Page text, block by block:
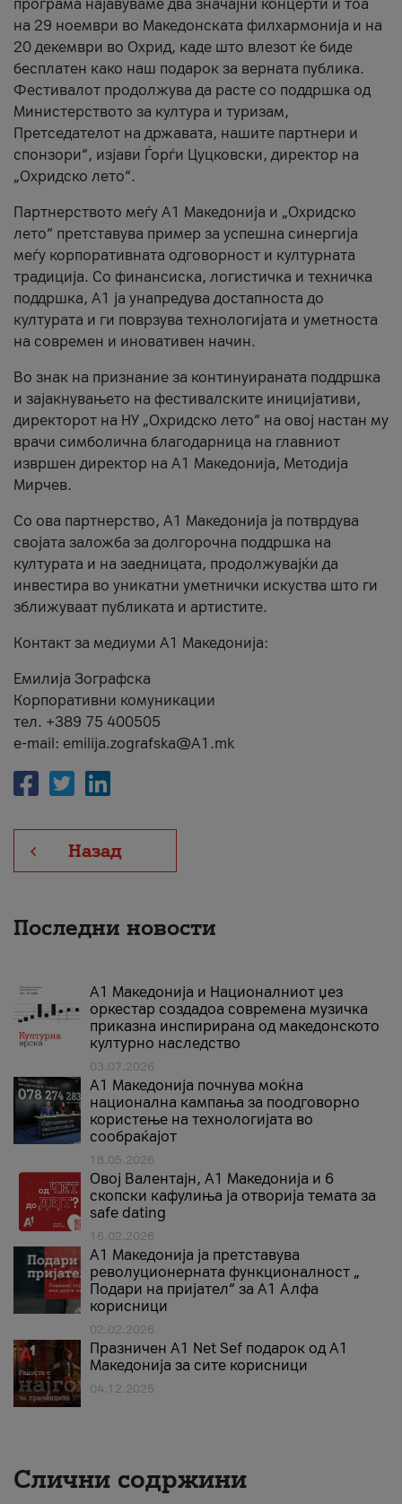
програма најавуваме два значајни концерти и тоа
на 29 ноември во Македонската филхармонија и на
20 декември во Охрид, каде што влезот ќе биде
бесплатен како наш подарок за верната публика.
Фестивалот продолжува да расте со поддршка од
Министерството за култура и туризам,
Претседателот на државата, нашите партнери и
спонзори“, изјави Ѓорѓи Цуцковски, директор на
„Охридско лето“.
Партнерството меѓу A1 Македонија и „Охридско
лето“ претставува пример за успешна синергија
меѓу корпоративната одговорност и културната
традиција. Со финансиска, логистичка и техничка
поддршка, A1 ја унапредува достапноста до
културата и ги поврзува технологијата и уметноста
на современ и иновативен начин.
Во знак на признание за континуираната поддршка
и зајакнувањето на фестивалските иницијативи,
директорот на НУ „Охридско лето“ на овој настан му
врачи симболична благодарница на главниот
извршен директор на A1 Македонија, Методија
Мирчев.
Со ова партнерство, A1 Македонија ја потврдува
својата заложба за долгорочна поддршка на
културата и на заедницата, продолжувајќи да
инвестира во уникатни уметнички искуства што ги
зближуваат публиката и артистите.
Контакт за медиуми А1 Македонија:
Емилија Зографска
Корпоративни комуникации
тел. +389 75 400505
e-mail: emilija.zografska@A1.mk
Назад
Последни новости
А1 Македонија и Националниот џез
оркестар создадоа современа музичка
приказна инспирирана од македонското
културно наследство
03.07.2026
A1 Македонија почнува моќна
национална кампања за поодговорно
користење на технологијата во
сообраќајот
18.05.2026
Овој Валентајн, A1 Македонија и 6
скопски кафулиња ја отворија темата за
safe dating
16.02.2026
А1 Македонија ја претставува
револуционерната функционалност „
Подари на пријател“ за А1 Алфа
корисници
02.02.2026
Празничен A1 Net Sеf подарок од А1
Македонија за сите корисници
04.12.2025
Слични содржини